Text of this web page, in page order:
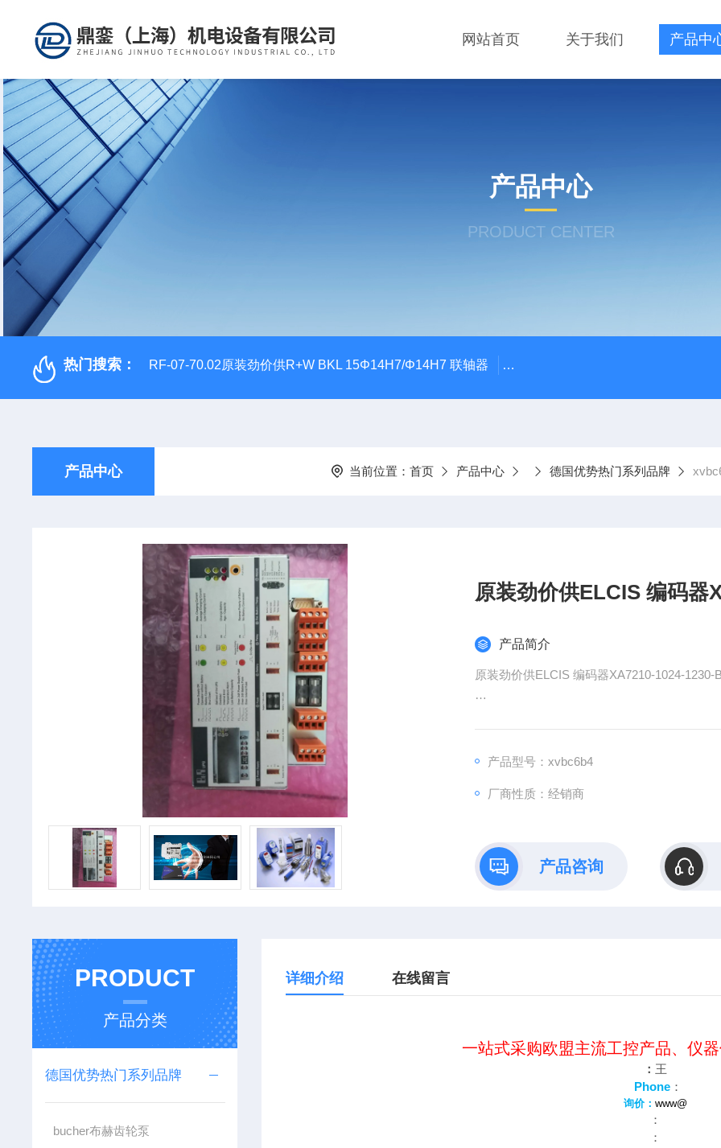
网站首页 关于我们 产品中
产品中心
PRODUCT CENTER
热门搜索： RF-07-70.02原装劲价供R+W BKL 15Φ14H7/Φ14H7 联轴器 0184-45703-3-003原装劲价供
产品中心 当前位置： 首页 产品中心 德国优势热门系列品牌
原装劲价
产品简介
原装劲价供ELCIS 编码器XA7210-1024-
产品型号：xvbc6b4
厂商性质：经销商
产品咨询
PRODUCT
产品分类
德国优势热门系列品牌
bucher布赫齿轮泵
详细介绍 在线留言
一站式采购欧盟主流工控产品、仪
： 王
Phone ：
询价： www@
：
：